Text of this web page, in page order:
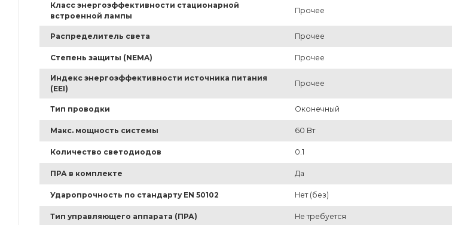
Класс энергоэффективности стационарной
встроенной лампы
Прочее
Распределитель света Прочее
Степень защиты (NEMA) Прочее
Индекс энергоэффективности источника питания
(EEI)
Прочее
Тип проводки Оконечный
Макс. мощность системы 60 Вт
Количество светодиодов 0.1
ПРА в комплекте Да
Ударопрочность по стандарту EN 50102 Нет (без)
Тип управляющего аппарата (ПРА) Не требуется